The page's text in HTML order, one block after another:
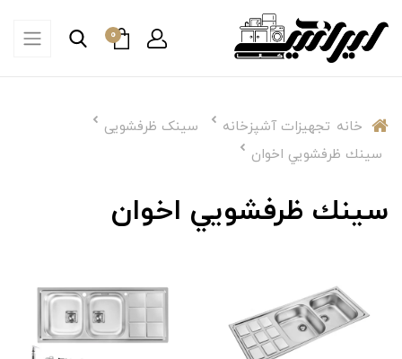
0
خانه تجهیزات آشپزخانه
سینک ظرفشویی
سينك ظرفشويي اخوان
سينك ظرفشويي اخوان